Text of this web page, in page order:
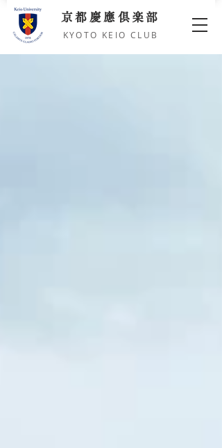
京都慶應倶楽部
KYOTO KEIO CLUB